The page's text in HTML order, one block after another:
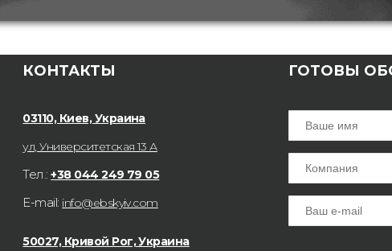
КОНТАКТЫ
03110, Киев, Украина
ул, Университетская 13 А
Тел.:+38 044 249 79 05
E-mail: info@ebskyiv.com
50027, Кривой Рог, Украина
ГОТОВЫ